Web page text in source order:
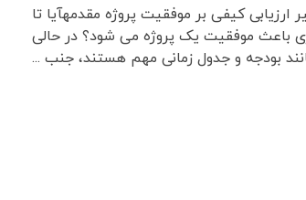
ارزیابی کیفی بر موفقیت پروژه مقدمهآیا تا
باعث موفقیت یک پروژه می شود؟ در حالی
بودجه و جدول زمانی مهم هستند، جنب ...